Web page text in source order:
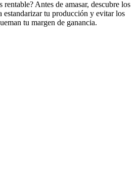
Antes de amasar, descubre los
estandarizar tu producción y evitar los
tu margen de ganancia.